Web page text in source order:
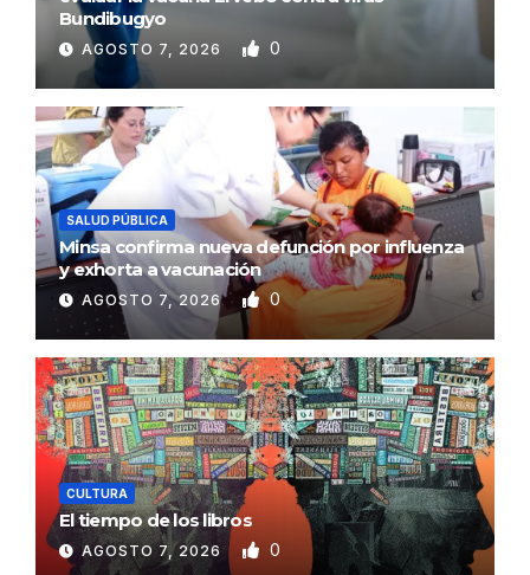
Bundibugyo
AGOSTO 7, 2026 0
SALUD PÚBLICA
Minsa confirma nueva defunción por influenza
y exhorta a vacunación
AGOSTO 7, 2026 0
CULTURA
El tiempo de los libros
AGOSTO 7, 2026 0